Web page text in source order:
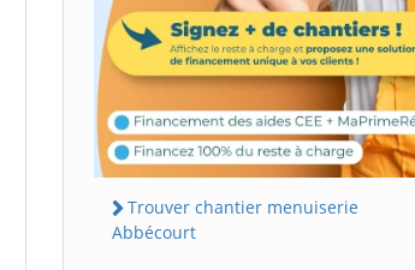
Trouver chantier menuiserie
Abbécourt